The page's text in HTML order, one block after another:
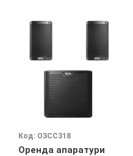
Код: ОЗСС318
Оренда апаратури